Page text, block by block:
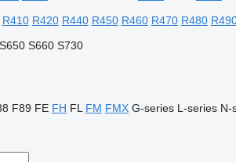
R410 R420 R440 R450 R460 R470 R480
S650 S660 S730
F89 FE FH FL FM FMX G-series L-series N-